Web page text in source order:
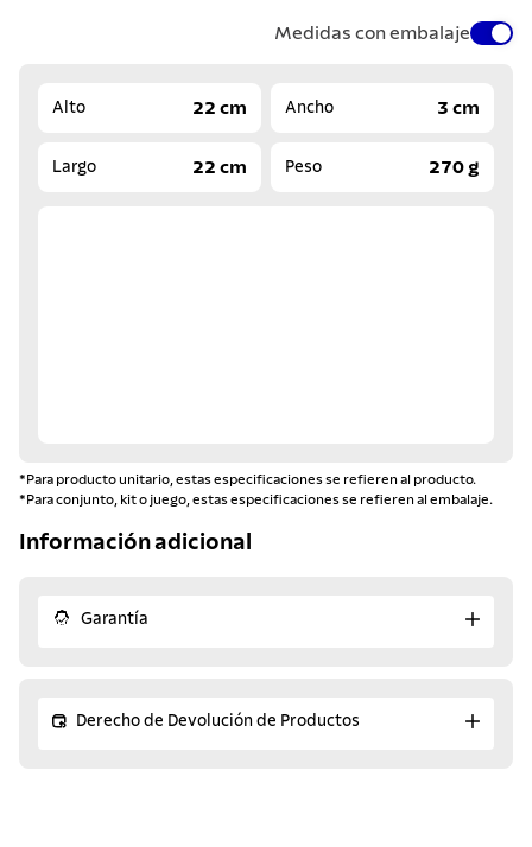
Medidas con embalaje
Alto 22 cm Ancho 3 cm
Largo 22 cm Peso 270 g
*Para producto unitario, estas especificaciones se refieren al producto.
*Para conjunto, kit o juego, estas especificaciones se refieren al embalaje.
Información adicional
Garantía
Derecho de Devolución de Productos